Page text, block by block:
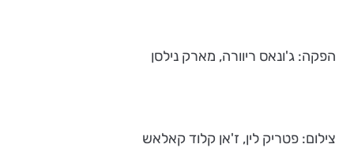
הפקה: ג'ונאס ריוורה, מארק נילסן
צילום: פטריק לין, ז'אן קלוד קאלאש